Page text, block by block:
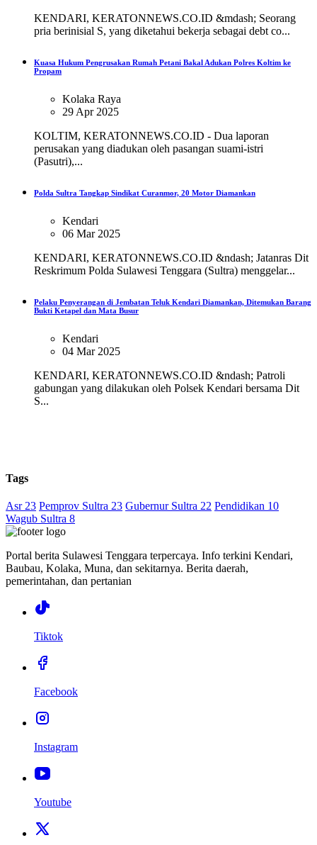
KENDARI, KERATONNEWS.CO.ID &mdash; Seorang
pria berinisial S, yang diketahui bekerja sebagai debt co...
Kuasa Hukum Pengrusakan Rumah Petani Bakal Adukan Polres Koltim ke
Propam
Kolaka Raya
29 Apr 2025
KOLTIM, KERATONNEWS.CO.ID - Dua laporan
perusakan yang diadukan oleh pasangan suami-istri
(Pasutri),...
Polda Sultra Tangkap Sindikat Curanmor, 20 Motor Diamankan
Kendari
06 Mar 2025
KENDARI, KERATONNEWS.CO.ID &ndash; Jatanras Dit
Reskrimum Polda Sulawesi Tenggara (Sultra) menggelar...
Pelaku Penyerangan di Jembatan Teluk Kendari Diamankan, Ditemukan Barang
Bukti Ketapel dan Mata Busur
Kendari
04 Mar 2025
KENDARI, KERATONNEWS.CO.ID &ndash; Patroli
gabungan yang dilakukan oleh Polsek Kendari bersama Dit
S...
Tags
Asr 23 Pemprov Sultra 23 Gubernur Sultra 22 Pendidikan 10
Wagub Sultra 8
Portal berita Sulawesi Tenggara terpercaya. Info terkini Kendari,
Baubau, Kolaka, Muna, dan sekitarnya. Berita daerah,
pemerintahan, dan pertanian
Tiktok
Facebook
Instagram
Youtube